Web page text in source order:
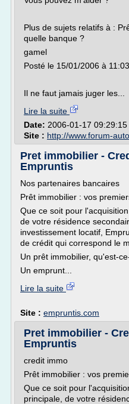
Plus de sujets relatifs à :
quelle banque ?
gamel
Posté le 15/01/2006 à
Il ne faut jamais juger les...
Lire la suite
Date: 2006-01-17 09:29:15
Site : http://www.forum-
Pret immobilier -
Empruntis
Nos partenaires bancaires
Prêt immobilier : vos
Que ce soit pour
de votre résidence
investissement locatif,
de crédit qui correspond le
Un prêt immobilier, qu'est-
Un emprunt...
Lire la suite
Site : empruntis.com
Pret immobilier -
Empruntis
credit immo
Prêt immobilier : vos
Que ce soit pour
principale, de votre